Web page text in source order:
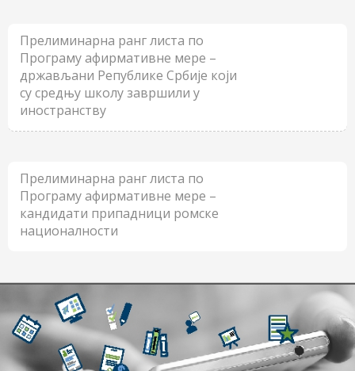
Прелиминарна ранг листа по
Програму афирмативне мере –
држављани Републике Србије који
су средњу школу завршили у
иностранству
Прелиминарна ранг листа по
Програму афирмативне мере –
кандидати припадници ромске
националности